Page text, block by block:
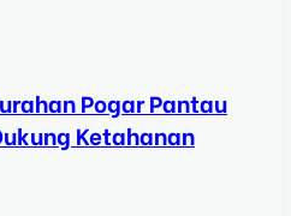
Pogar Pantau
Ketahanan